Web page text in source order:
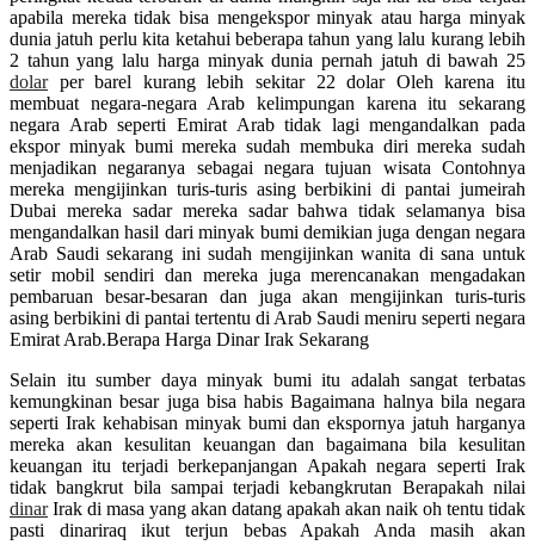
apabila mereka tidak bisa mengekspor minyak atau harga minyak
dunia jatuh perlu kita ketahui beberapa tahun yang lalu kurang lebih
2 tahun yang lalu harga minyak dunia pernah jatuh di bawah 25
dolarper barel kurang lebih sekitar 22 dolar Oleh karena itu
membuat negara-negara Arab kelimpungan karena itu sekarang
negara Arab seperti Emirat Arab tidak lagi mengandalkan pada
ekspor minyak bumi mereka sudah membuka diri mereka sudah
menjadikan negaranya sebagai negara tujuan wisata Contohnya
mereka mengijinkan turis-turis asing berbikini di pantai jumeirah
Dubai mereka sadar mereka sadar bahwa tidak selamanya bisa
mengandalkan hasil dari minyak bumi demikian juga dengan negara
Arab Saudi sekarang ini sudah mengijinkan wanita di sana untuk
setir mobil sendiri dan mereka juga merencanakan mengadakan
pembaruan besar-besaran dan juga akan mengijinkan turis-turis
asing berbikini di pantai tertentu di Arab Saudi meniru seperti negara
Emirat Arab.Berapa Harga Dinar Irak Sekarang
Selain itu sumber daya minyak bumi itu adalah sangat terbatas
kemungkinan besar juga bisa habis Bagaimana halnya bila negara
seperti Irak kehabisan minyak bumi dan ekspornya jatuh harganya
mereka akan kesulitan keuangan dan bagaimana bila kesulitan
keuangan itu terjadi berkepanjangan Apakah negara seperti Irak
tidak bangkrut bila sampai terjadi kebangkrutan Berapakah nilai
dinarIrak di masa yang akan datang apakah akan naik oh tentu tidak
pasti dinariraq ikut terjun bebas Apakah Anda masih akan